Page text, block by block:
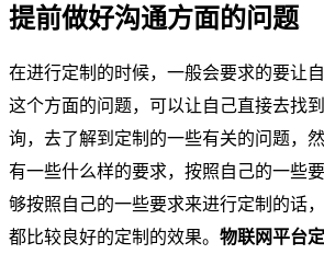
提前做好沟通方面的问题
在进行定制的时候，一般会要求的要让
这个方面的问题，可以让自己直接去找
询，去了解到定制的一些有关的问题，
有一些什么样的要求，按照自己的一些
够按照自己的一些要求来进行定制的话
都比较良好的定制的效果。 物联网平台